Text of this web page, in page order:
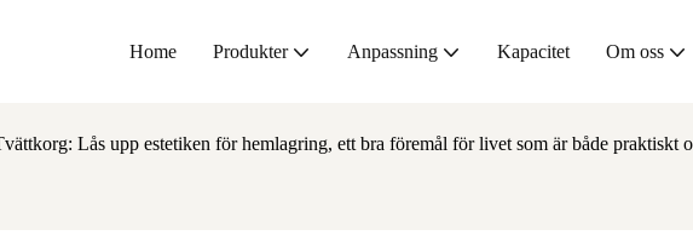
Home Produkter Anpassning Kapacitet Om oss
Lås upp estetiken för hemlagring, ett bra föremål för livet som är både praktiskt